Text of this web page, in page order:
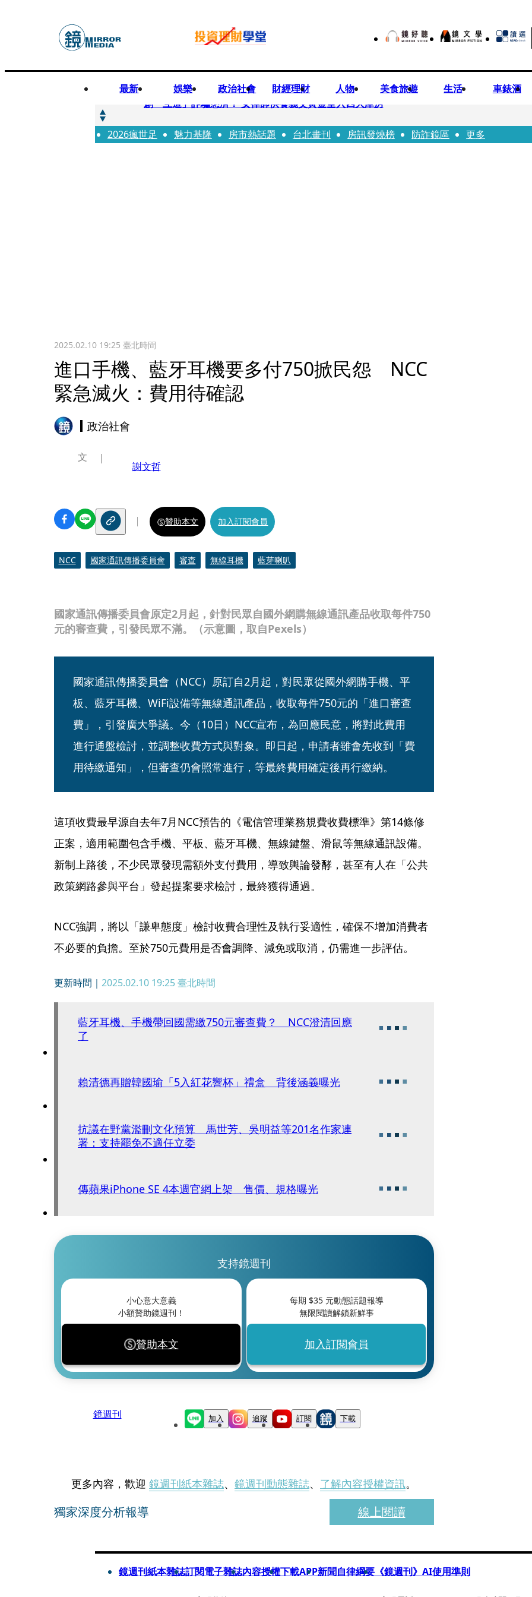
最新 娛樂 政治社會 財經理財 人物 美食旅遊 生活 車錶酒
快訊
創「互道」詐騙慈濟！ 女律師供養義父黃金全入四大庫房
快訊
前時力黨魁表態「反對刪公視預算」 盼在野三思：改凍結處理受質疑項目
2026瘋世足 魅力基隆 房市熱話題 台北畫刊 房訊發燒榜 防詐鏡區 更多
2025.02.10 19:25 臺北時間
進口手機、藍牙耳機要多付750掀民怨 NCC
緊急滅火：費用待確認
政治社會
國家通訊傳播委員會原定2月起，針對民眾自國外網購無線通訊產品收取每件750
元的審查費，引發民眾不滿。（示意圖，取自Pexels）
文
謝文哲
贊助本文 加入訂閱會員
NCC 國家通訊傳播委員會 審查 無線耳機 藍芽喇叭
國家通訊傳播委員會（NCC）原訂自2月起，對民眾從國外網購手機、平
板、藍牙耳機、WiFi設備等無線通訊產品，收取每件750元的「進口審查
費」，引發廣大爭議。今（10日）NCC宣布，為回應民意，將對此費用
進行通盤檢討，並調整收費方式與對象。即日起，申請者雖會先收到「費
用待繳通知」，但審查仍會照常進行，等最終費用確定後再行繳納。
這項收費最早源自去年7月NCC預告的《電信管理業務規費收費標準》第14條修
正案，適用範圍包含手機、平板、藍牙耳機、無線鍵盤、滑鼠等無線通訊設備。
新制上路後，不少民眾發現需額外支付費用，導致輿論發酵，甚至有人在「公共
政策網路參與平台」發起提案要求檢討，最終獲得通過。
NCC強調，將以「謙卑態度」檢討收費合理性及執行妥適性，確保不增加消費者
不必要的負擔。至於750元費用是否會調降、減免或取消，仍需進一步評估。
更新時間｜ 2025.02.10 19:25臺北時間
藍牙耳機、手機帶回國需繳750元審查費？ NCC澄清回應
了
賴清德再贈韓國瑜「5入紅花響杯」禮盒 背後涵義曝光
抗議在野黨濫刪文化預算 馬世芳、吳明益等201名作家連
署：支持罷免不適任立委
傳蘋果iPhone SE 4本週官網上架 售價、規格曝光
支持鏡週刊
小心意大意義
小額贊助鏡週刊！
贊助本文
每期 $35元動態話題報導
無限閱讀解鎖新鮮事
加入訂閱會員
鏡週刊 加入 追蹤 訂閱 下載
更多內容，歡迎 鏡週刊紙本雜誌、 鏡週刊動態雜誌、 了解內容授權資訊。
獨家深度分析報導 線上閱讀
鏡週刊紙本雜誌訂閱電子雜誌內容授權下載APP新聞自律綱要 《鏡週刊》AI使用準則